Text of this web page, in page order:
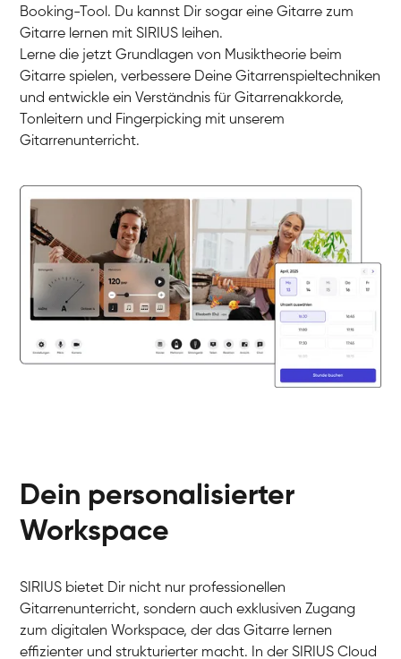
Gitarre
Gitarre
E-Gitarre
E-Gitarre
E-Gitarre
Gitarre
Bernt
Gitarre
Booking-Tool. Du kannst Dir sogar eine Gitarre zum
Gitarre lernen mit SIRIUS leihen.
Lerne die jetzt Grundlagen von Musiktheorie beim
Gitarre spielen, verbessere Deine Gitarrenspieltechniken
und entwickle ein Verständnis für Gitarrenakkorde,
Tonleitern und Fingerpicking mit unserem
Gitarrenunterricht.
Dein personalisierter
Workspace
SIRIUS bietet Dir nicht nur professionellen
Gitarrenunterricht, sondern auch exklusiven Zugang
zum digitalen Workspace, der das Gitarre lernen
effizienter und strukturierter macht. In der SIRIUS Cloud